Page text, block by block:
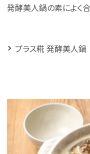
発酵美人鍋の素によく合
プラス糀 発酵美人鍋